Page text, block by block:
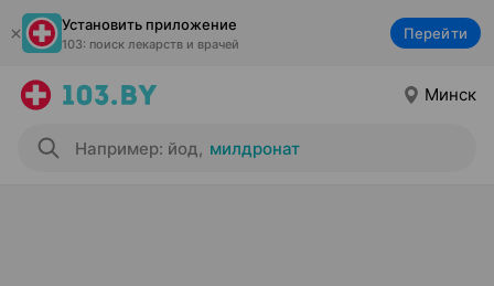
Установить приложение
103: поиск лекарств и врачей
Перейти
Минск
Например: йод, милдронат